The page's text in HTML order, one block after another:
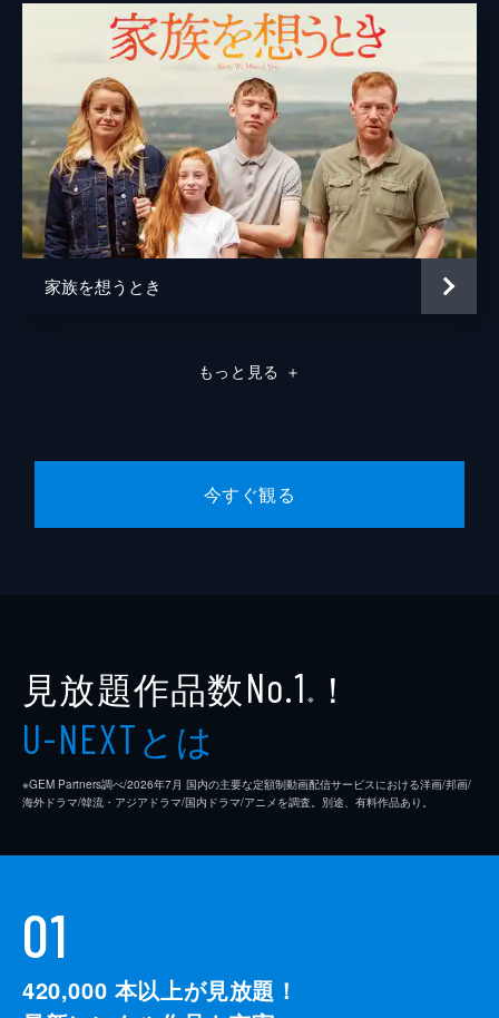
家族を想うとき
もっと見る ＋
今すぐ観る
見放題作品数No.1 ※ ！
U-NEXTとは
※GEM Partners調べ/2026年7⽉ 国内の主要な定額制動画配信サービスにおける洋画/邦画/
海外ドラマ/韓流・アジアドラマ/国内ドラマ/アニメを調査。別途、有料作品あり。
01
420,000 本以上が見放題！